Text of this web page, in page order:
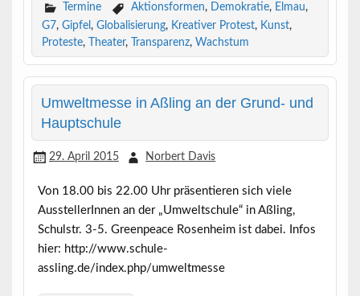
Termine Aktionsformen, Demokratie, Elmau,
G7, Gipfel , Globalisierung, Kreativer Protest, Kunst,
Proteste, Theater, Transparenz, Wachstum
Umweltmesse in Aßling an der Grund- und
Hauptschule
29. April 2015 Norbert Davis
Von 18.00 bis 22.00 Uhr präsentieren sich viele
AusstellerInnen an der „Umweltschule“ in Aßling,
Schulstr. 3-5. Greenpeace Rosenheim ist dabei. Infos
hier: http://www.schule-
assling.de/index.php/umweltmesse